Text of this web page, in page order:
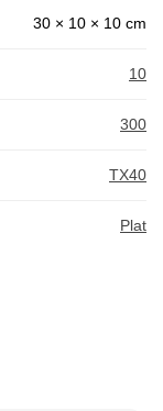
30 × 10 × 10 cm
10
300
TX40
Plat